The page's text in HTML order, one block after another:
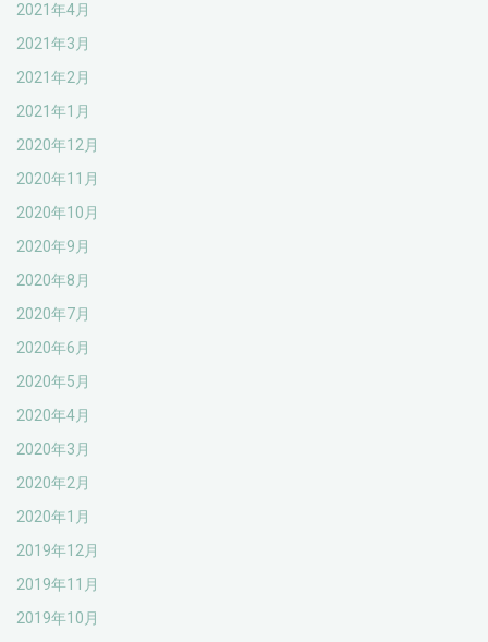
2021年4月
2021年3月
2021年2月
2021年1月
2020年12月
2020年11月
2020年10月
2020年9月
2020年8月
2020年7月
2020年6月
2020年5月
2020年4月
2020年3月
2020年2月
2020年1月
2019年12月
2019年11月
2019年10月